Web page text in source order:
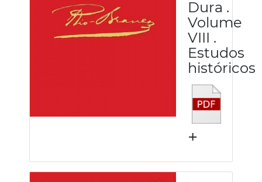
Dura .
Volume
VIII .
Estudos
históricos
+